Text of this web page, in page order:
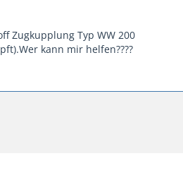
Zugkupplung Typ WW 200
kann mir helfen????